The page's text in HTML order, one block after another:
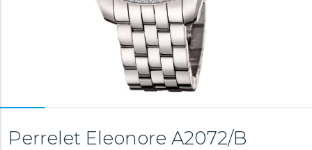
Perrelet Eleonore A2072/B